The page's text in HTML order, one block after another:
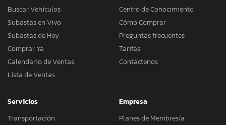
Buscar Vehículos
Subastas en Vivo
Subastas de Hoy
Comprar Ya
Calendario de Ventas
Lista de Ventas
Centro de Conocimiento
Cómo Comprar
Preguntas frecuentes
Tarifas
Contáctenos
Servicios
Transportación
Empresa
Planes de Membresía